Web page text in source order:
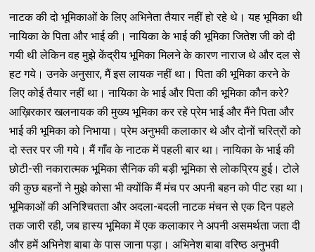
नाटक की दो भूमिकाओं के लिए अभिनेता तैयार नहीं हो रहे थे। यह भूमिका थी
नायिका के पिता और भाई की। नायिका के भाई की भूमिका जितेश जी को दी
गयी थी लेकिन वह मुझे केंद्रीय भूमिका मिलने के कारण नाराज थे और दल से
हट गये। उनके अनुसार, मैं इस लायक नहीं था। पिता की भूमिका करने के
लिए कोई तैयार नहीं था। नायिका के भाई और पिता की भूमिका कौन करे?
आख़िरकार खलनायक की मुख्य भूमिका कर रहे प्रेम भाई और मैंने पिता और
भाई की भूमिका को निभाया। प्रेम अनुभवी कलाकार थे और दोनों चरित्रों को
दो स्तर पर जी गये। मैं गाँव के नाटक में पहली बार था। नायिका के भाई की
छोटी-सी नकारात्मक भूमिका सैनिक की बड़ी भूमिका से लोकप्रिय हुई। टोले
की कुछ बहनों ने मुझे कोसा भी क्योंकि मैं मंच पर अपनी बहन को पीट रहा था।
भूमिकाओं की अनिश्चितता और अदला-बदली नाटक मंचन से एक दिन पहले
तक जारी रही, जब हास्य भूमिका में एक कलाकार ने अपनी असमर्थता जता दी
और हमें अभिनेश बाबा के पास जाना पड़ा। अभिनेश बाबा वरिष्ठ अनुभवी